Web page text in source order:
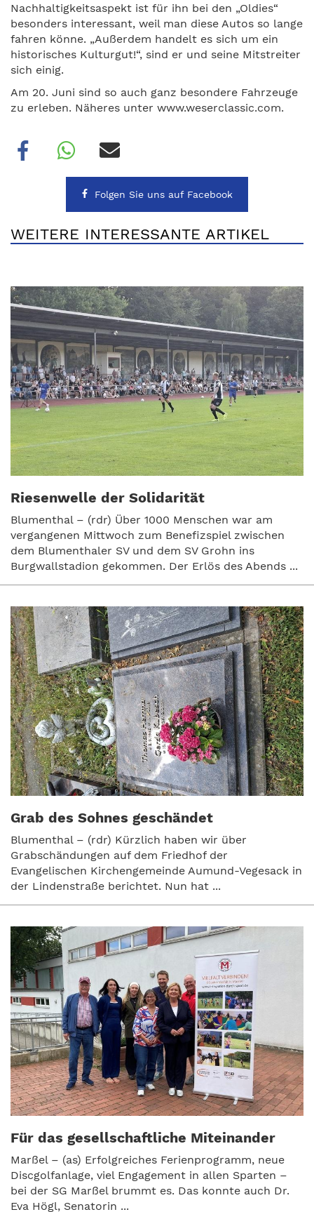
Nachhaltigkeitsaspekt ist für ihn bei den „Oldies“
besonders interessant, weil man diese Autos so lange
fahren könne. „Außerdem handelt es sich um ein
historisches Kulturgut!“, sind er und seine Mitstreiter
sich einig.
Am 20. Juni sind so auch ganz besondere Fahrzeuge
zu erleben. Näheres unter www.weserclassic.com.
Folgen Sie uns auf Facebook
WEITERE INTERESSANTE ARTIKEL
Riesenwelle der Solidarität
Blumenthal – (rdr) Über 1000 Menschen war am
vergangenen Mittwoch zum Benefizspiel zwischen
dem Blumenthaler SV und dem SV Grohn ins
Burgwallstadion gekommen. Der Erlös des Abends ...
Grab des Sohnes geschändet
Blumenthal – (rdr) Kürzlich haben wir über
Grabschändungen auf dem Friedhof der
Evangelischen Kirchengemeinde Aumund-Vegesack in
der Lindenstraße berichtet. Nun hat ...
Für das gesellschaftliche Miteinander
Marßel – (as) Erfolgreiches Ferienprogramm, neue
Discgolfanlage, viel Engagement in allen Sparten –
bei der SG Marßel brummt es. Das konnte auch Dr.
Eva Högl, Senatorin ...